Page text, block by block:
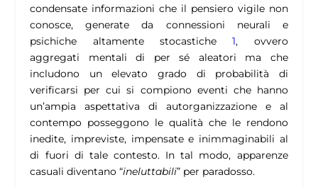
condensate informazioni che il pensiero vigile non
conosce, generate da connessioni neurali e
psichiche altamente stocastiche1, ovvero
aggregati mentali di per sé aleatori ma che
includono un elevato grado di probabilità di
verificarsi per cui si compiono eventi che hanno
un’ampia aspettativa di autorganizzazione e al
contempo posseggono le qualità che le rendono
inedite, impreviste, impensate e inimmaginabili al
di fuori di tale contesto. In tal modo, apparenze
casuali diventano “ineluttabili” per paradosso.